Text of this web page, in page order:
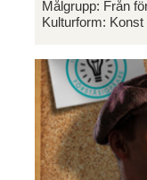
Målgrupp: Från
Kulturform: Konst